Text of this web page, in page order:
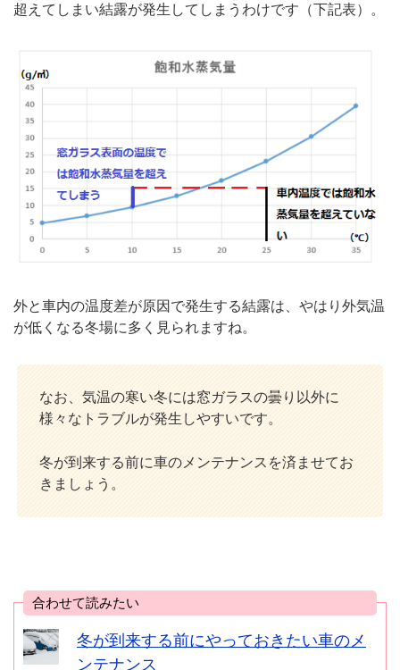
超えてしまい結露が発生してしまうわけです（下記表）。
外と車内の温度差が原因で発生する結露は、やはり外気温
が低くなる冬場に多く見られますね。
なお、気温の寒い冬には窓ガラスの曇り以外に
様々なトラブルが発生しやすいです。
冬が到来する前に車のメンテナンスを済ませてお
きましょう。
合わせて読みたい
冬が到来する前にやっておきたい車のメ
ンテナンス